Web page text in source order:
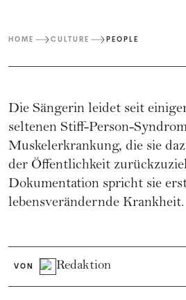
HOME CULTURE PEOPLE
Die Sängerin leidet seit
seltenen Stiff-Person-
Muskelerkrankung, die sie
der Öffentlichkeit
Dokumentation spricht sie
lebensverändernde Krankheit.
VON Redaktion